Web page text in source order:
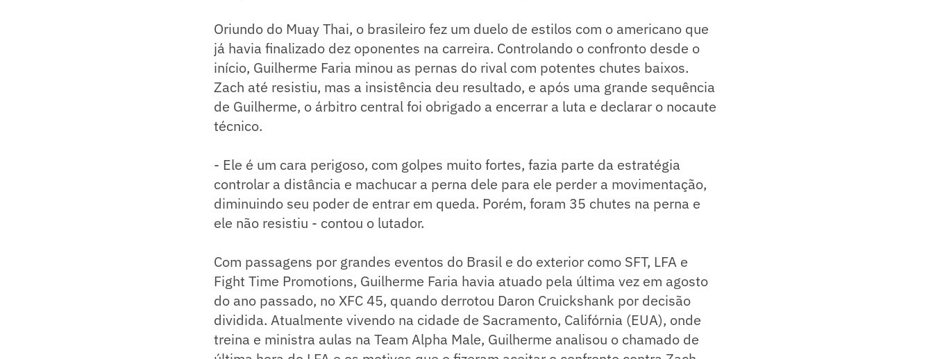
Oriundo do Muay Thai, o brasileiro fez um duelo de estilos com o americano que
já havia finalizado dez oponentes na carreira. Controlando o confronto desde o
início, Guilherme Faria minou as pernas do rival com potentes chutes baixos.
Zach até resistiu, mas a insistência deu resultado, e após uma grande sequência
de Guilherme, o árbitro central foi obrigado a encerrar a luta e declarar o nocaute
técnico.
- Ele é um cara perigoso, com golpes muito fortes, fazia parte da estratégia
controlar a distância e machucar a perna dele para ele perder a movimentação,
diminuindo seu poder de entrar em queda. Porém, foram 35 chutes na perna e
ele não resistiu - contou o lutador.
Com passagens por grandes eventos do Brasil e do exterior como SFT, LFA e
Fight Time Promotions, Guilherme Faria havia atuado pela última vez em agosto
do ano passado, no XFC 45, quando derrotou Daron Cruickshank por decisão
dividida. Atualmente vivendo na cidade de Sacramento, Califórnia (EUA), onde
treina e ministra aulas na Team Alpha Male, Guilherme analisou o chamado de